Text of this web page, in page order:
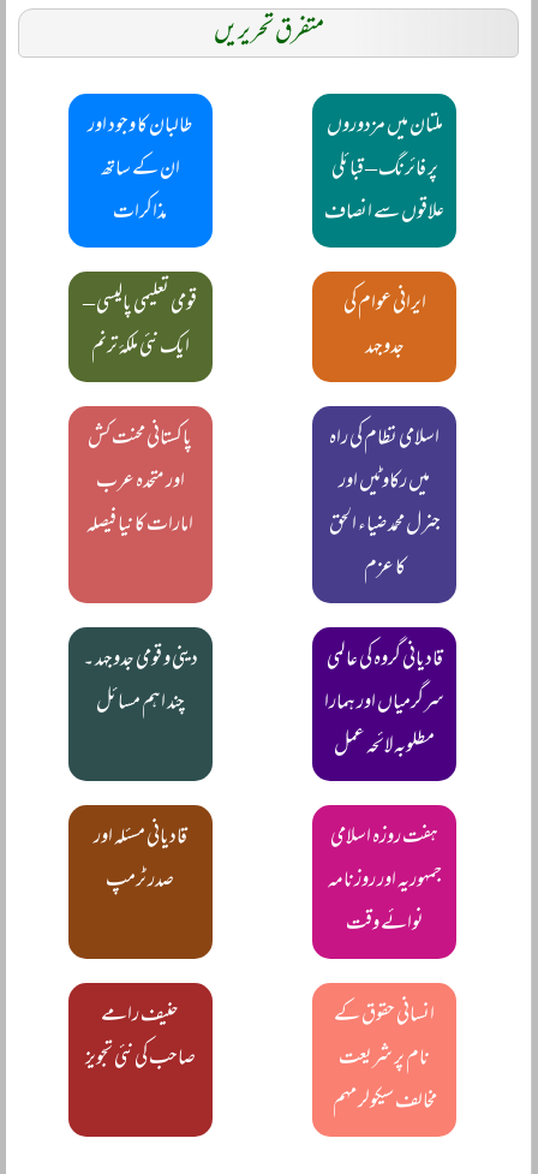
متفرق تحریریں
ملتان میں مزدوروں
پر فائرنگ ‒ قبائلی
علاقوں سے انصاف
طالبان کا وجود اور
ان کے ساتھ
مذاکرات
ایرانی عوام کی
جدوجہد
قومی تعلیمی پالیسی ‒
ایک نئی ملکۂ ترنم
اسلامی نظام کی راہ
میں رکاوٹیں اور
جنرل محمد ضیاء الحق
کا عزم
پاکستانی محنت کش
اور متحدہ عرب
امارات کا نیا فیصلہ
قادیانی گروہ کی عالمی
سرگرمیاں اور ہمارا
مطلوبہ لائحہ عمل
دینی و قومی جدوجہد ۔
چند اہم مسائل
ہفت روزہ اسلامی
جمہوریہ اور روزنامہ
نوائے وقت
قادیانی مسئلہ اور
صدر ٹرمپ
انسانی حقوق کے
نام پر شریعت
مخالف سیکولر مہم
حنیف رامے
صاحب کی نئی تجویز